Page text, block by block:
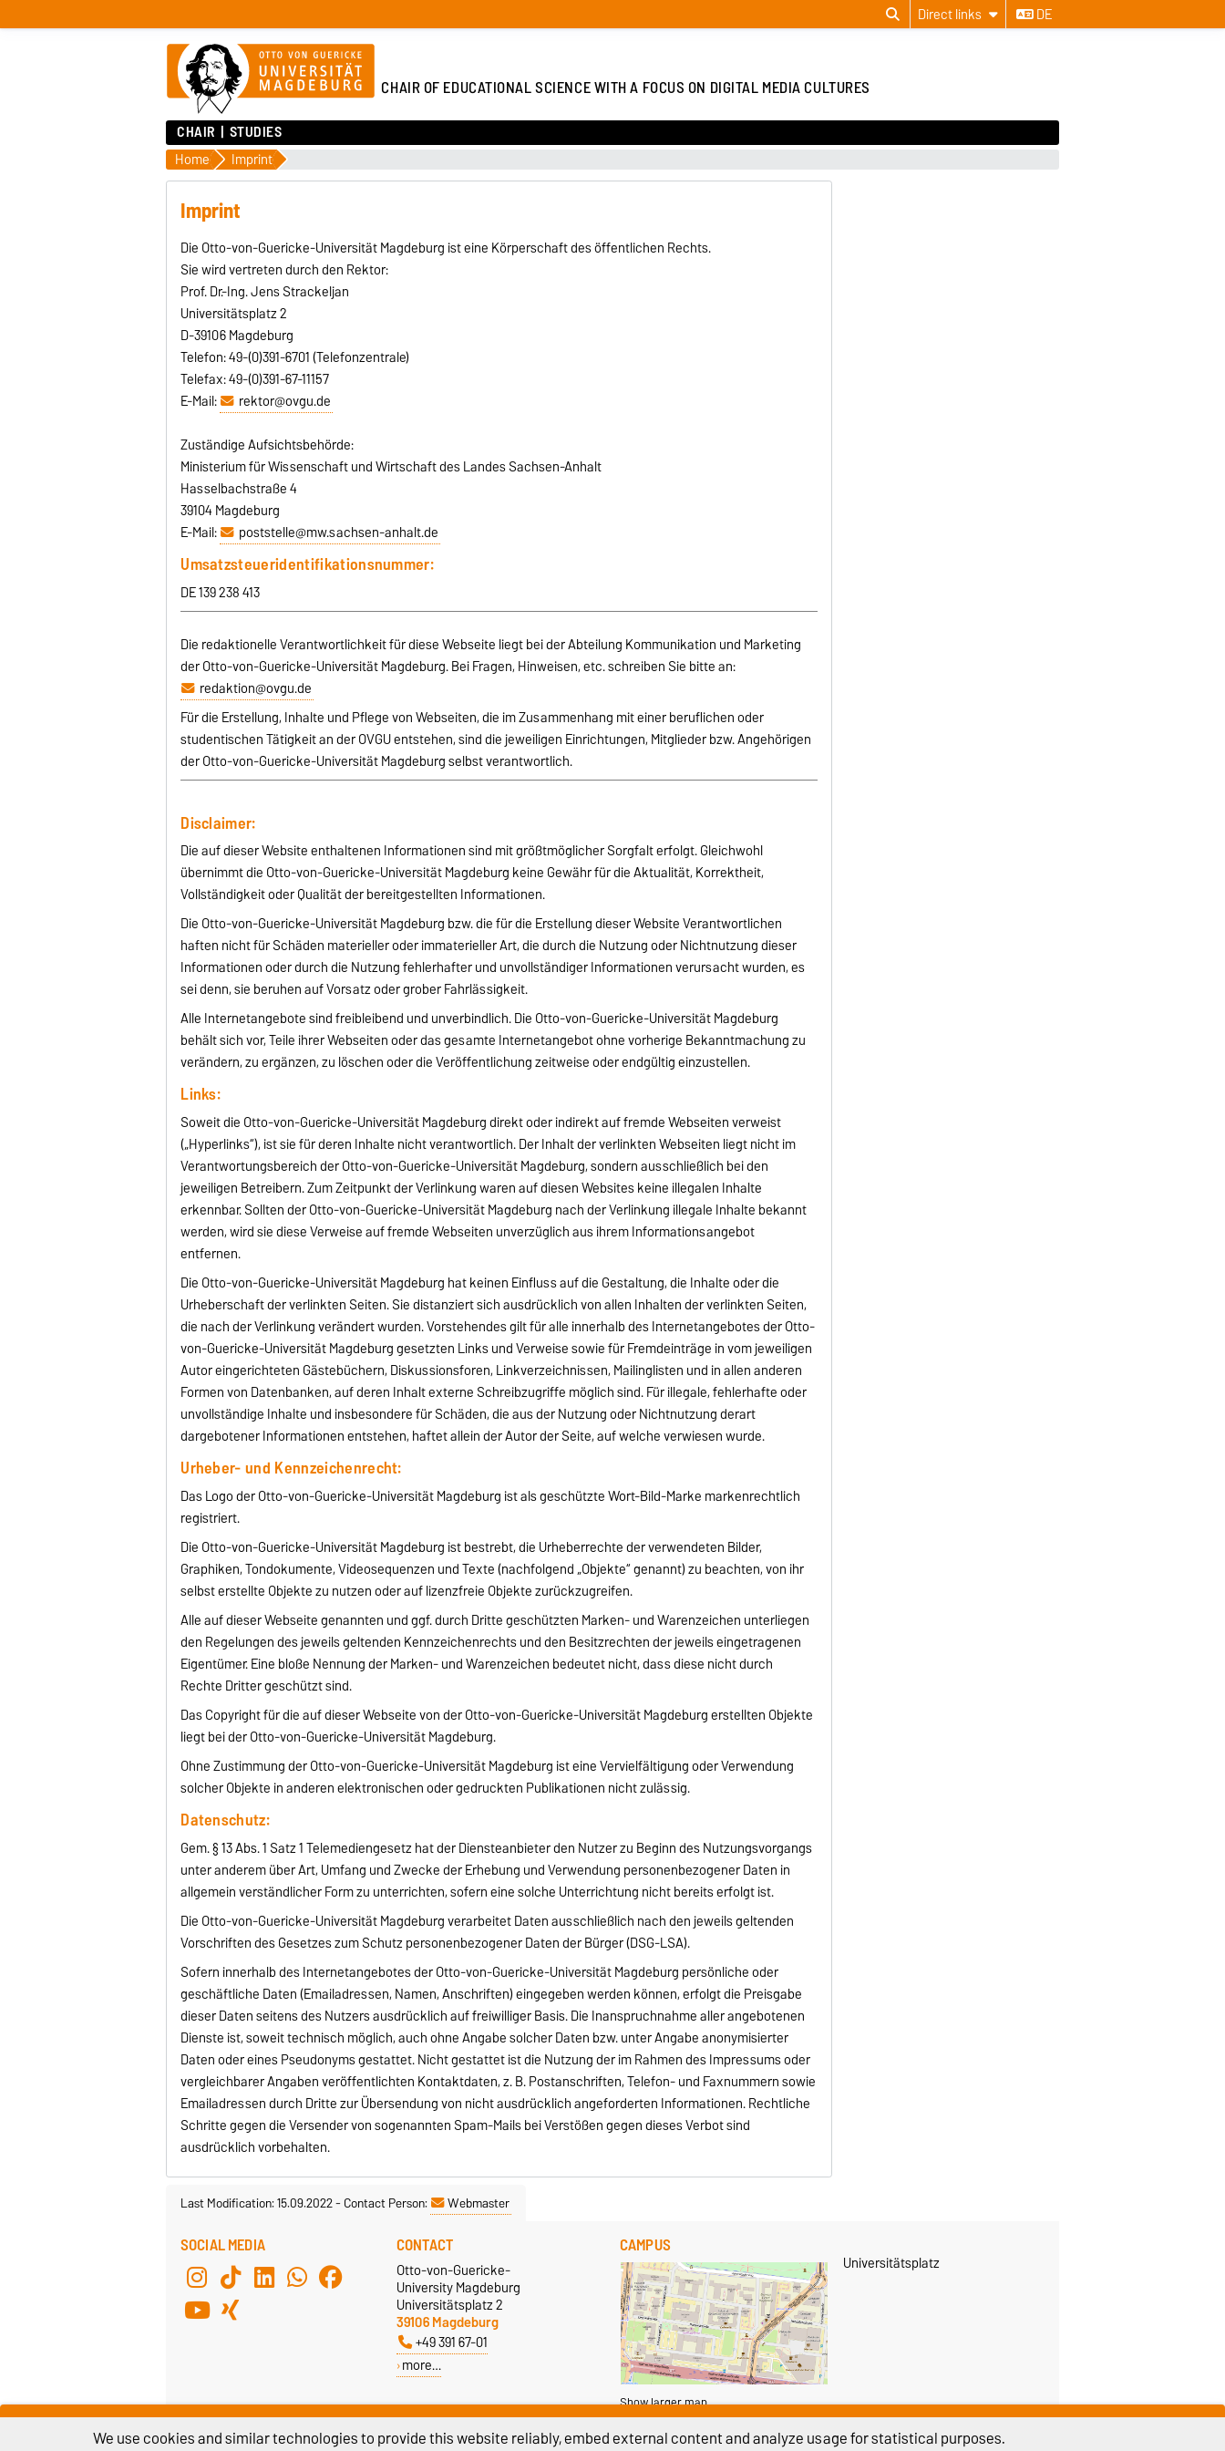
Direct links DE
CHAIR OF EDUCATIONAL SCIENCE WITH A FOCUS ON DIGITAL MEDIA CULTURES
CHAIR STUDIES
Home Imprint
Imprint
Die Otto-von-Guericke-Universität Magdeburg ist eine Körperschaft des öffentlichen Rechts.
Sie wird vertreten durch den Rektor:
Prof. Dr.-Ing. Jens Strackeljan
Universitätsplatz 2
D-39106 Magdeburg
Telefon: 49-(0)391-6701 (Telefonzentrale)
Telefax: 49-(0)391-67-11157
E-Mail:
rektor@ovgu.de
Zuständige Aufsichtsbehörde:
Ministerium für Wissenschaft und Wirtschaft des Landes Sachsen-Anhalt
Hasselbachstraße 4
39104 Magdeburg
E-Mail:
poststelle@mw.sachsen-anhalt.de
Umsatzsteueridentifikationsnummer:
DE 139 238 413
Die redaktionelle Verantwortlichkeit für diese Webseite liegt bei der Abteilung Kommunikation und Marketing
der Otto-von-Guericke-Universität Magdeburg. Bei Fragen, Hinweisen, etc. schreiben Sie bitte an:
redaktion@ovgu.de
Für die Erstellung, Inhalte und Pflege von Webseiten, die im Zusammenhang mit einer beruflichen oder
studentischen Tätigkeit an der OVGU entstehen, sind die jeweiligen Einrichtungen, Mitglieder bzw. Angehörigen
der Otto-von-Guericke-Universität Magdeburg selbst verantwortlich.
Disclaimer:
Die auf dieser Website enthaltenen Informationen sind mit größtmöglicher Sorgfalt erfolgt. Gleichwohl
übernimmt die Otto-von-Guericke-Universität Magdeburg keine Gewähr für die Aktualität, Korrektheit,
Vollständigkeit oder Qualität der bereitgestellten Informationen.
Die Otto-von-Guericke-Universität Magdeburg bzw. die für die Erstellung dieser Website Verantwortlichen
haften nicht für Schäden materieller oder immaterieller Art, die durch die Nutzung oder Nichtnutzung dieser
Informationen oder durch die Nutzung fehlerhafter und unvollständiger Informationen verursacht wurden, es
sei denn, sie beruhen auf Vorsatz oder grober Fahrlässigkeit.
Alle Internetangebote sind freibleibend und unverbindlich. Die Otto-von-Guericke-Universität Magdeburg
behält sich vor, Teile ihrer Webseiten oder das gesamte Internetangebot ohne vorherige Bekanntmachung zu
verändern, zu ergänzen, zu löschen oder die Veröffentlichung zeitweise oder endgültig einzustellen.
Links:
Soweit die Otto-von-Guericke-Universität Magdeburg direkt oder indirekt auf fremde Webseiten verweist
(„Hyperlinks“), ist sie für deren Inhalte nicht verantwortlich. Der Inhalt der verlinkten Webseiten liegt nicht im
Verantwortungsbereich der Otto-von-Guericke-Universität Magdeburg, sondern ausschließlich bei den
jeweiligen Betreibern. Zum Zeitpunkt der Verlinkung waren auf diesen Websites keine illegalen Inhalte
erkennbar. Sollten der Otto-von-Guericke-Universität Magdeburg nach der Verlinkung illegale Inhalte bekannt
werden, wird sie diese Verweise auf fremde Webseiten unverzüglich aus ihrem Informationsangebot
entfernen.
Die Otto-von-Guericke-Universität Magdeburg hat keinen Einfluss auf die Gestaltung, die Inhalte oder die
Urheberschaft der verlinkten Seiten. Sie distanziert sich ausdrücklich von allen Inhalten der verlinkten Seiten,
die nach der Verlinkung verändert wurden. Vorstehendes gilt für alle innerhalb des Internetangebotes der Otto-
von-Guericke-Universität Magdeburg gesetzten Links und Verweise sowie für Fremdeinträge in vom jeweiligen
Autor eingerichteten Gästebüchern, Diskussionsforen, Linkverzeichnissen, Mailinglisten und in allen anderen
Formen von Datenbanken, auf deren Inhalt externe Schreibzugriffe möglich sind. Für illegale, fehlerhafte oder
unvollständige Inhalte und insbesondere für Schäden, die aus der Nutzung oder Nichtnutzung derart
dargebotener Informationen entstehen, haftet allein der Autor der Seite, auf welche verwiesen wurde.
Urheber- und Kennzeichenrecht:
Das Logo der Otto-von-Guericke-Universität Magdeburg ist als geschützte Wort-Bild-Marke markenrechtlich
registriert.
Die Otto-von-Guericke-Universität Magdeburg ist bestrebt, die Urheberrechte der verwendeten Bilder,
Graphiken, Tondokumente, Videosequenzen und Texte (nachfolgend „Objekte“ genannt) zu beachten, von ihr
selbst erstellte Objekte zu nutzen oder auf lizenzfreie Objekte zurückzugreifen.
Alle auf dieser Webseite genannten und ggf. durch Dritte geschützten Marken- und Warenzeichen unterliegen
den Regelungen des jeweils geltenden Kennzeichenrechts und den Besitzrechten der jeweils eingetragenen
Eigentümer. Eine bloße Nennung der Marken- und Warenzeichen bedeutet nicht, dass diese nicht durch
Rechte Dritter geschützt sind.
Das Copyright für die auf dieser Webseite von der Otto-von-Guericke-Universität Magdeburg erstellten Objekte
liegt bei der Otto-von-Guericke-Universität Magdeburg.
Ohne Zustimmung der Otto-von-Guericke-Universität Magdeburg ist eine Vervielfältigung oder Verwendung
solcher Objekte in anderen elektronischen oder gedruckten Publikationen nicht zulässig.
Datenschutz:
Gem. § 13 Abs. 1 Satz 1 Telemediengesetz hat der Diensteanbieter den Nutzer zu Beginn des Nutzungsvorgangs
unter anderem über Art, Umfang und Zwecke der Erhebung und Verwendung personenbezogener Daten in
allgemein verständlicher Form zu unterrichten, sofern eine solche Unterrichtung nicht bereits erfolgt ist.
Die Otto-von-Guericke-Universität Magdeburg verarbeitet Daten ausschließlich nach den jeweils geltenden
Vorschriften des Gesetzes zum Schutz personenbezogener Daten der Bürger (DSG-LSA).
Sofern innerhalb des Internetangebotes der Otto-von-Guericke-Universität Magdeburg persönliche oder
geschäftliche Daten (Emailadressen, Namen, Anschriften) eingegeben werden können, erfolgt die Preisgabe
dieser Daten seitens des Nutzers ausdrücklich auf freiwilliger Basis. Die Inanspruchnahme aller angebotenen
Dienste ist, soweit technisch möglich, auch ohne Angabe solcher Daten bzw. unter Angabe anonymisierter
Daten oder eines Pseudonyms gestattet. Nicht gestattet ist die Nutzung der im Rahmen des Impressums oder
vergleichbarer Angaben veröffentlichten Kontaktdaten, z. B. Postanschriften, Telefon- und Faxnummern sowie
Emailadressen durch Dritte zur Übersendung von nicht ausdrücklich angeforderten Informationen. Rechtliche
Schritte gegen die Versender von sogenannten Spam-Mails bei Verstößen gegen dieses Verbot sind
ausdrücklich vorbehalten.
Last Modification: 15.09.2022-Contact Person: Webmaster
SOCIAL MEDIA CONTACT
Otto-von-Guericke-
University Magdeburg
Universitätsplatz 2
39106 Magdeburg
+49 391 67-01
more…
CAMPUS
Show larger map
Universitätsplatz
We use cookies and similar technologies to provide this website reliably, embed external content and analyze usage for statistical purposes.